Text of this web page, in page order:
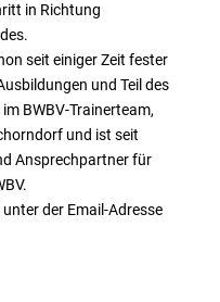
in Richtung
seit einiger Zeit fester
und Teil des
BWBV-Trainerteam,
und ist seit
Ansprechpartner für
der Email-Adresse